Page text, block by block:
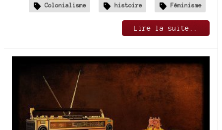
Colonialisme histoire Féminisme
Lire la suite..